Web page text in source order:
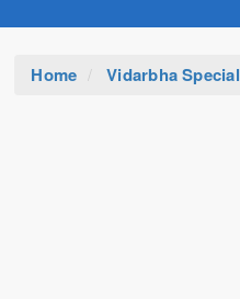
Home Vidarbha Special